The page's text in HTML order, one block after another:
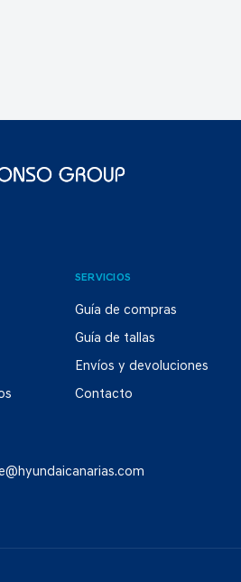
SERVICIOS
Guía de compras
Guía de tallas
Envíos y devoluciones
Contacto